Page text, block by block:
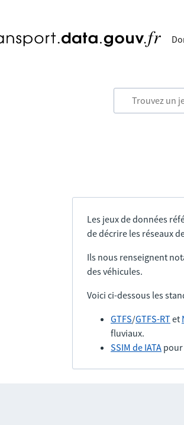
Les jeux de données
de décrire les réseaux
Ils nous renseignent
des véhicules.
Voici ci-dessous les
GTFS/GTFS-RTet
fluviaux.
SSIM de IATA pour